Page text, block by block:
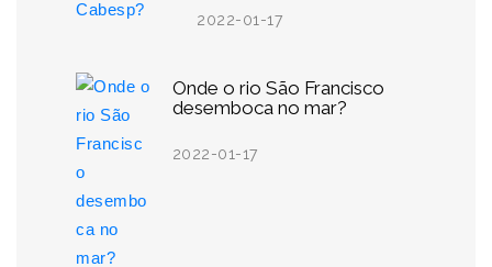
2022-01-17
Onde o rio São Francisco
desemboca no mar?
2022-01-17